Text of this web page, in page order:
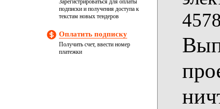
Зарегистрироваться для оплаты
подписки и получения доступа к
текстам новых тендеров
Оплатить подписку
Получить счет, ввести номер
платежки